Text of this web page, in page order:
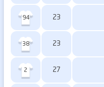
23
94
23
38
27
2